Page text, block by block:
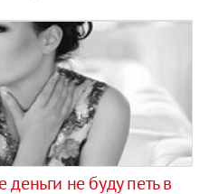
не буду петь в